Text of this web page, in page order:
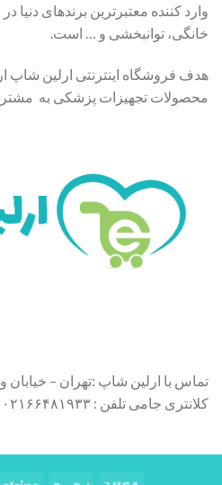
وارد کننده معتبرترین برندهای دنیا
خانگی، توانبخشی و … است.
هدف فروشگاه اینترنتی ارلین شاپ
محصولات تجهیزات پزشکی به
تماس با ارلین شاپ :تهران – خیابان
کلانتری جامی تلفن : ۰۲۱۶۶۴۸۱۹۳۳ مشاوره : ۰۹۱۹۲۰۶۵۲۳۲